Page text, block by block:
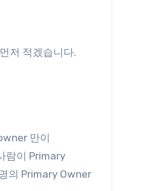
저 적겠습니다.
만이
람이 Primary
의 Primary Owner